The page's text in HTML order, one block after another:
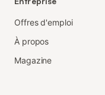
Offres d'emploi
À propos
Magazine